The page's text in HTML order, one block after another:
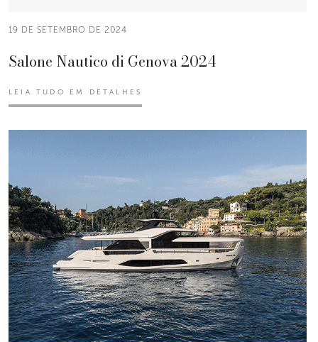
19 DE SETEMBRO DE 2024
Salone Nautico di Genova 2024
LEIA TUDO EM DETALHES